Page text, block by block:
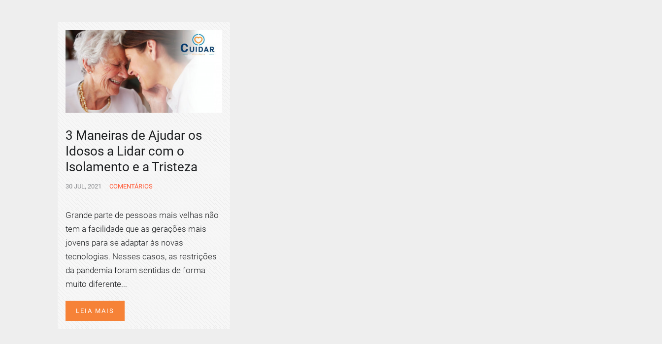
3 Maneiras de Ajudar os
Idosos a Lidar com o
Isolamento e a Tristeza
30 JUL, 2021 COMENTÁRIOS
Grande parte de pessoas mais velhas não
tem a facilidade que as gerações mais
jovens para se adaptar às novas
tecnologias. Nesses casos, as restrições
da pandemia foram sentidas de forma
muito diferente...
LEIA MAIS